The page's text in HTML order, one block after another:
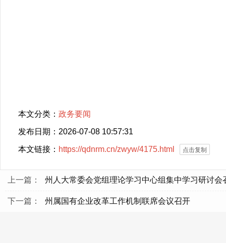
本文分类： 政务要闻
发布日期：2026-07-08 10:57:31
本文链接： https://qdnrm.cn/zwyw/4175.html 点击复制
上一篇： 州人大常委会党组理论学习中心组集中学习研讨会
下一篇： 州属国有企业改革工作机制联席会议召开